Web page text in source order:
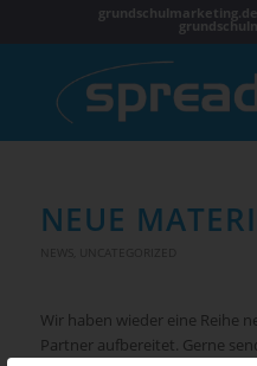
NEUE
Wir haben wieder eine Reihe
Partner aufbereitet. Gerne